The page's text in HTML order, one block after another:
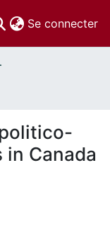
Se connecter
Canada